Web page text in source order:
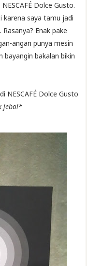
Dolce Gusto.
karena saya tamu jadi
Enak pake
angan punya mesin
bayangin bakalan bikin
NESCAFÉ Dolce Gusto
jebol*